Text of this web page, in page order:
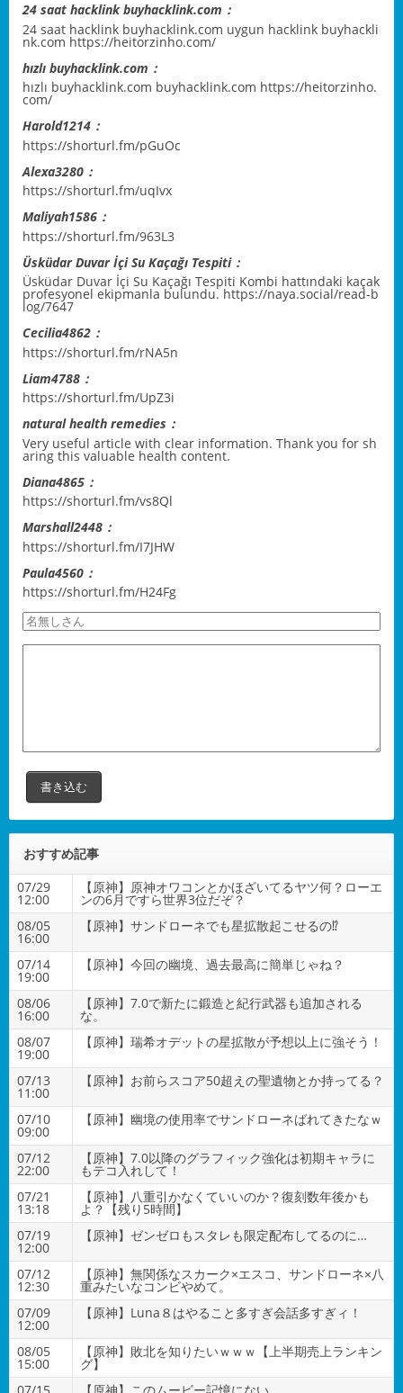
24 saat hacklink buyhacklink.com：
24 saat hacklink buyhacklink.com uygun hacklink buyhackli
nk.com https://heitorzinho.com/
hızlı buyhacklink.com：
hızlı buyhacklink.com buyhacklink.com https://heitorzinho.
com/
Harold1214：
https://shorturl.fm/pGuOc
Alexa3280：
https://shorturl.fm/uqIvx
Maliyah1586：
https://shorturl.fm/963L3
Üsküdar Duvar İçi Su Kaçağı Tespiti：
Üsküdar Duvar İçi Su Kaçağı Tespiti Kombi hattındaki kaçak
profesyonel ekipmanla bulundu. https://naya.social/read-b
log/7647
Cecilia4862：
https://shorturl.fm/rNA5n
Liam4788：
https://shorturl.fm/UpZ3i
natural health remedies：
Very useful article with clear information. Thank you for sh
aring this valuable health content.
Diana4865：
https://shorturl.fm/vs8Ql
Marshall2448：
https://shorturl.fm/I7JHW
Paula4560：
https://shorturl.fm/H24Fg
おすすめ記事
07/29
12:00
【原神】原神オワコンとかほざいてるヤツ何？ローエ
ンの6月ですら世界3位だぞ？
08/05
16:00
【原神】サンドローネでも星拡散起こせるの⁉
07/14
19:00
【原神】今回の幽境、過去最高に簡単じゃね？
08/06
16:00
【原神】7.0で新たに鍛造と紀行武器も追加される
な。
08/07
19:00
【原神】瑞希オデットの星拡散が予想以上に強そう！
07/13
11:00
【原神】お前らスコア50超えの聖遺物とか持ってる？
07/10
09:00
【原神】幽境の使用率でサンドローネばれてきたなｗ
07/12
22:00
【原神】7.0以降のグラフィック強化は初期キャラに
もテコ入れして！
07/21
13:18
【原神】八重引かなくていいのか？復刻数年後かも
よ？【残り5時間】
07/19
12:00
【原神】ゼンゼロもスタレも限定配布してるのに…
07/12
12:30
【原神】無関係なスカーク×エスコ、サンドローネ×八
重みたいなコンビやめて。
07/09
12:00
【原神】Luna８はやること多すぎ会話多すぎィ！
08/05
15:00
【原神】敗北を知りたいｗｗｗ【上半期売上ランキン
グ】